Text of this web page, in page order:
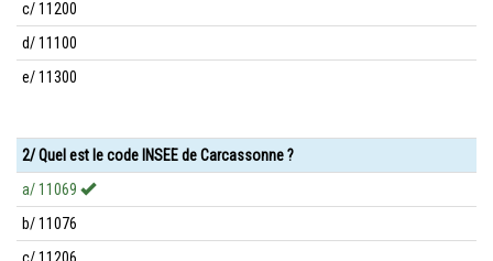
c/ 11200
d/ 11100
e/ 11300
2/ Quel est le code INSEE de Carcassonne ?
a/ 11069
b/ 11076